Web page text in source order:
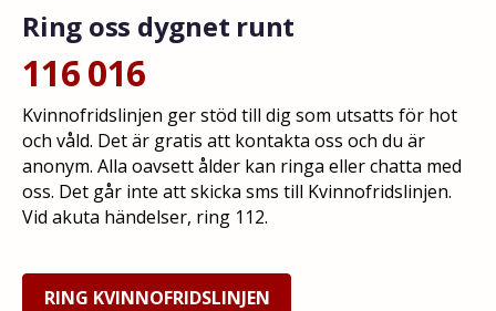
Ring oss dygnet runt
116 016
Kvinnofridslinjen ger stöd till dig som utsatts för hot
och våld. Det är gratis att kontakta oss och du är
anonym. Alla oavsett ålder kan ringa eller chatta med
oss. Det går inte att skicka sms till Kvinnofridslinjen.
Vid akuta händelser, ring 112.
RING KVINNOFRIDSLINJEN